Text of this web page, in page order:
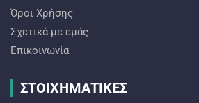
Όροι Χρήσης
Σχετικά με εμάς
Επικοινωνία
ΣΤΟΙΧΗΜΑΤΙΚΕΣ